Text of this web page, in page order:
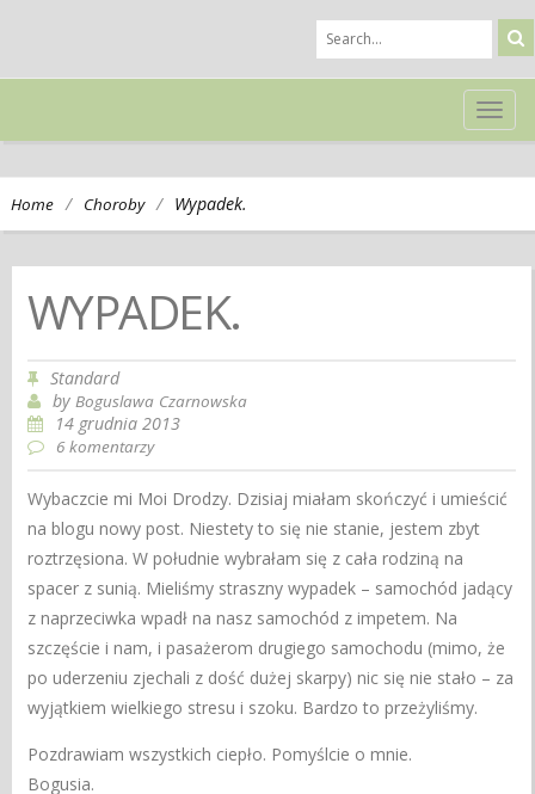
Home / Choroby / Wypadek.
WYPADEK.
Standard
byBoguslawa Czarnowska
14 grudnia 2013
6 komentarzy
Wybaczcie mi Moi Drodzy. Dzisiaj miałam skończyć i umieścić
na blogu nowy post. Niestety to się nie stanie, jestem zbyt
roztrzęsiona. W południe wybrałam się z cała rodziną na
spacer z sunią. Mieliśmy straszny wypadek – samochód jadący
z naprzeciwka wpadł na nasz samochód z impetem. Na
szczęście i nam, i pasażerom drugiego samochodu (mimo, że
po uderzeniu zjechali z dość dużej skarpy) nic się nie stało – za
wyjątkiem wielkiego stresu i szoku. Bardzo to przeżyliśmy.
Pozdrawiam wszystkich ciepło. Pomyślcie o mnie.
Bogusia.